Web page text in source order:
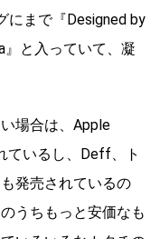
にまで『Designed by
』と入っていて、凝
場合は、Apple
ているし、Deff、ト
発売されているの
うちもっと安価なも